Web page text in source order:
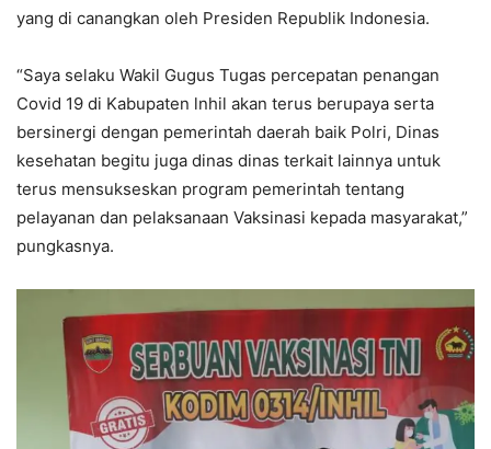
yang di canangkan oleh Presiden Republik Indonesia.
“Saya selaku Wakil Gugus Tugas percepatan penangan
Covid 19 di Kabupaten lnhil akan terus berupaya serta
bersinergi dengan pemerintah daerah baik Polri, Dinas
kesehatan begitu juga dinas dinas terkait lainnya untuk
terus mensukseskan program pemerintah tentang
pelayanan dan pelaksanaan Vaksinasi kepada masyarakat,”
pungkasnya.